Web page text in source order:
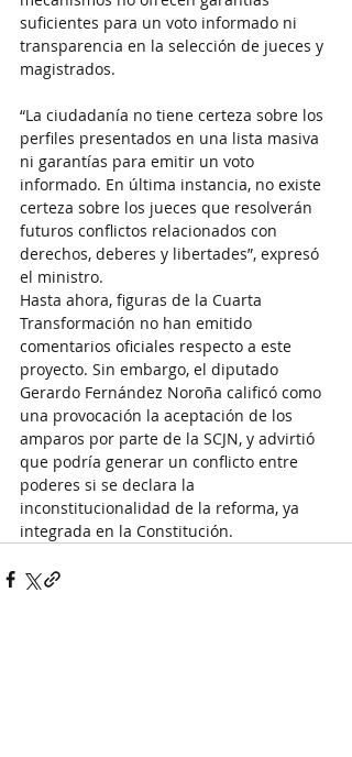
suficientes para un voto informado ni
transparencia en la selección de jueces y
magistrados.
“La ciudadanía no tiene certeza sobre los
perfiles presentados en una lista masiva
ni garantías para emitir un voto
informado. En última instancia, no existe
certeza sobre los jueces que resolverán
futuros conflictos relacionados con
derechos, deberes y libertades”, expresó
el ministro.
Hasta ahora, figuras de la Cuarta
Transformación no han emitido
comentarios oficiales respecto a este
proyecto. Sin embargo, el diputado
Gerardo Fernández Noroña calificó como
una provocación la aceptación de los
amparos por parte de la SCJN, y advirtió
que podría generar un conflicto entre
poderes si se declara la
inconstitucionalidad de la reforma, ya
integrada en la Constitución.